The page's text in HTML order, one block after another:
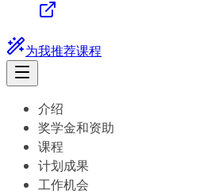
为我推荐课程
介绍
奖学金和资助
课程
计划成果
工作机会